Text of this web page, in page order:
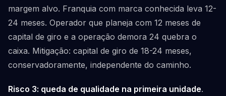
margem alvo. Franquia com marca conhecida leva 12-
24 meses. Operador que planeja com 12 meses de
capital de giro e a operação demora 24 quebra o
caixa. Mitigação: capital de giro de 18-24 meses,
conservadoramente, independente do caminho.
Risco 3: queda de qualidade na primeira unidade.